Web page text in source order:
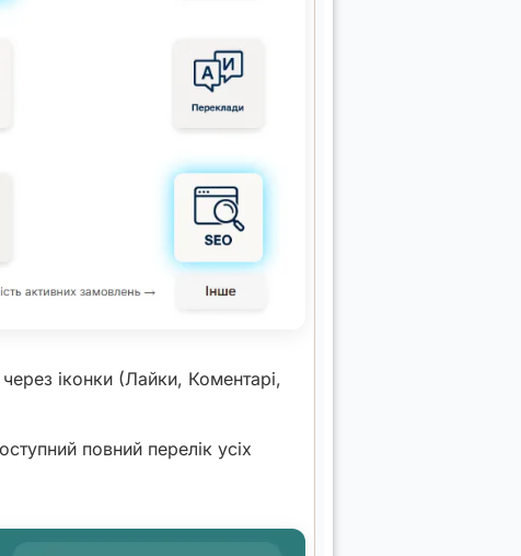
іконки (Лайки, Коментарі,
повний перелік усіх